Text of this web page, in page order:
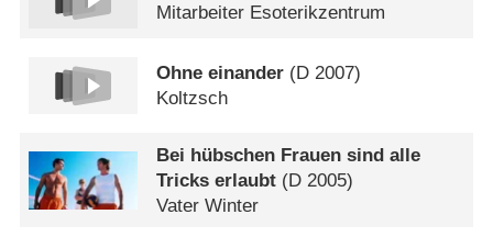
Mitarbeiter Esoterikzentrum
Ohne einander (D 2007)
Koltzsch
Bei hübschen Frauen sind alle
Tricks erlaubt (D 2005)
Vater Winter